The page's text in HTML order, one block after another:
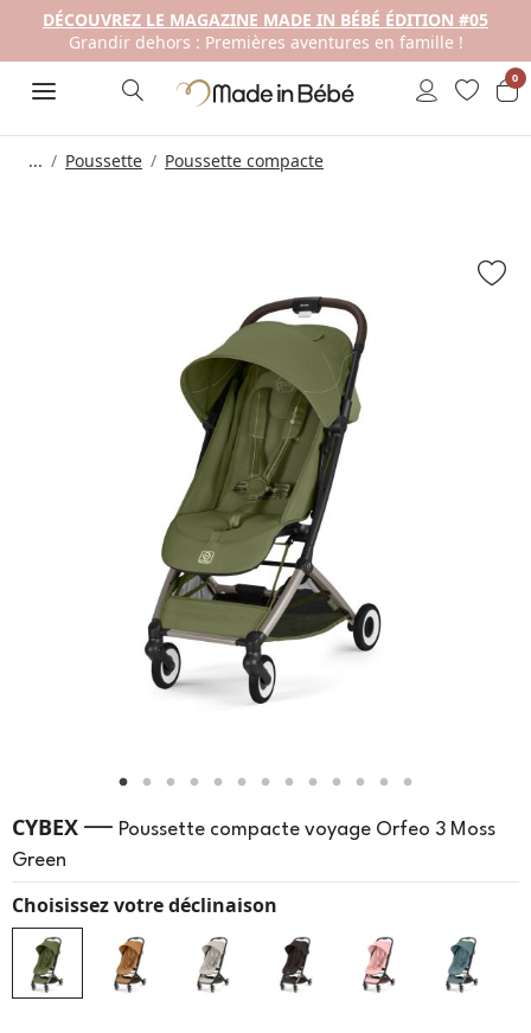
DÉCOUVREZ LE MAGAZINE MADE IN BÉBÉ ÉDITION #05
Grandir dehors : Premières aventures en famille !
0
... Poussette Poussette compacte
CYBEX — Poussette compacte voyage Orfeo 3 Moss
Green
Choisissez votre déclinaison